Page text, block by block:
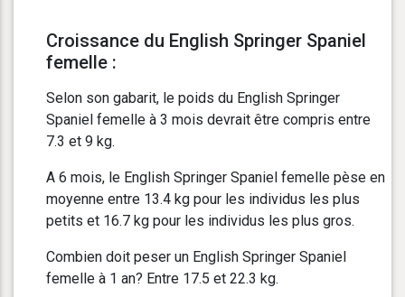
Croissance du English Springer Spaniel
femelle :
Selon son gabarit, le poids du English Springer
Spaniel femelle à 3 mois devrait être compris entre
7.3 et 9 kg.
A 6 mois, le English Springer Spaniel femelle pèse en
moyenne entre 13.4 kg pour les individus les plus
petits et 16.7 kg pour les individus les plus gros.
Combien doit peser un English Springer Spaniel
femelle à 1 an? Entre 17.5 et 22.3 kg.